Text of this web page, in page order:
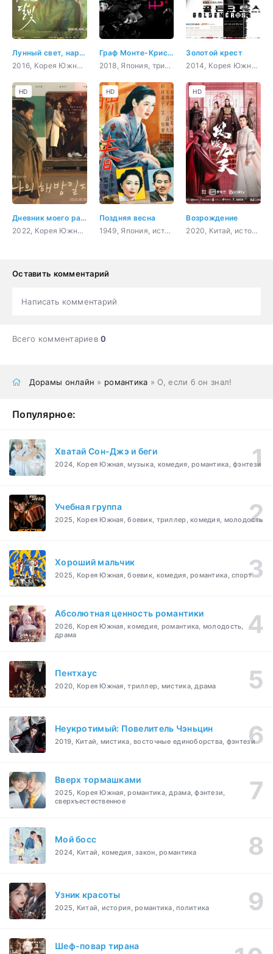
Лунный свет, нарисованный облаками
2016, Корея Южная, история, комедия, романтика, драма
Граф Монте-Кристо: Великая месть
2018, Япония, триллер, психология, драма, мелодрама
Золотой крест
2014, Корея Южная, триллер, романтика, драма, мелодрама
Дневник моего раскрепощения
2022, Корея Южная, романтика, повседневность, драма, мелодрама
HD
Поздняя весна
1949, Япония, история, повседневность, драма
HD
Возрождение
2020, Китай, история, мистика, романтика, сверхъестественное
HD
Оставить комментарий
Написать комментарий
Всего комментариев0
Дорамы онлайн » романтика » О, если б он знал!
Популярное:
Хватай Сон-Джэ и беги
2024, Корея Южная, музыка, комедия, романтика, фэнтези
Учебная группа
2025, Корея Южная, боевик, триллер, комедия, молодость
Хороший мальчик
2025, Корея Южная, боевик, комедия, романтика, спорт
Абсолютная ценность романтики
2026, Корея Южная, комедия, романтика, молодость,
драма
Пентхаус
2020, Корея Южная, триллер, мистика, драма
Неукротимый: Повелитель Чэньцин
2019, Китай, мистика, восточные единоборства, фэнтези
Вверх тормашками
2025, Корея Южная, романтика, драма, фэнтези,
сверхъестественное
Мой босс
2024, Китай, комедия, закон, романтика
Узник красоты
2025, Китай, история, романтика, политика
Шеф-повар тирана